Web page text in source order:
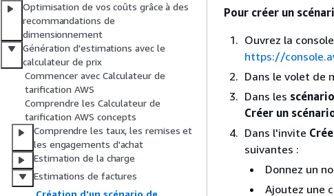
Optimisation de vos coûts grâce à des
recommandations de
dimensionnement
Génération d'estimations avec le
calculateur de prix
Commencer avec Calculateur de
tarification AWS
Comprendre les Calculateur de
tarification AWS concepts
Comprendre les taux, les remises et
les engagements d'achat
Estimation de la charge
Estimations de factures
Pour créer un
Ouvrez la
https://
Dans le volet de
Dans les
Créer un
Dans l'invite
suivantes :
Donnez un
Ajoutez une